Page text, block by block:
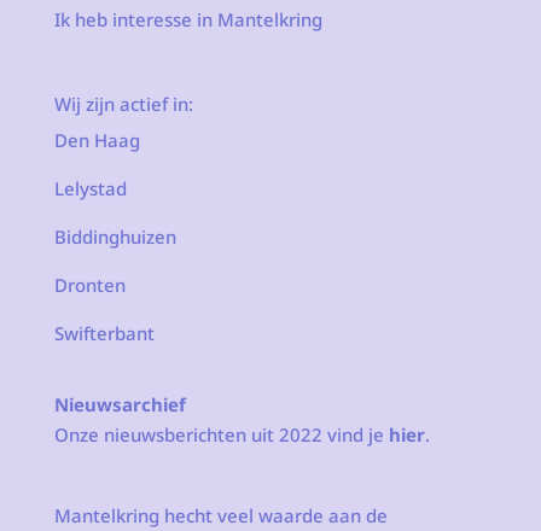
Ik heb interesse in Mantelkring
Wij zijn actief in:
Den Haag
Lelystad
Biddinghuizen
Dronten
Swifterbant
Nieuwsarchief
Onze nieuwsberichten uit 2022 vind je hier.
Mantelkring hecht veel waarde aan de